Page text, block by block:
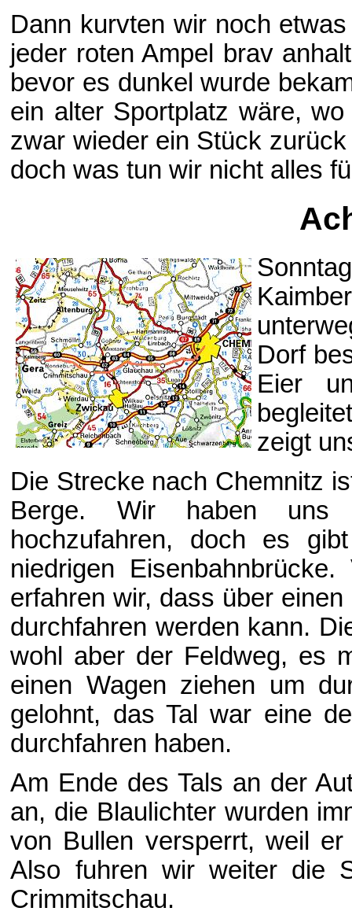
Dann kurvten wir noch
jeder roten Ampel brav
bevor es dunkel wurde
ein alter Sportplatz wäre,
zwar wieder ein Stück
doch was tun wir nicht alles
Dorf
Eier
zeigt
Die Strecke nach Chemnitz
Berge. Wir haben uns
hochzufahren, doch es
niedrigen
erfahren wir, dass über
durchfahren werden kann.
wohl aber der Feldweg, es
einen Wagen ziehen um
gelohnt, das Tal war eine
durchfahren haben.
Am Ende des Tals an der
an, die Blaulichter wurden
von Bullen versperrt, weil
Also fuhren wir weiter die
Crimmitschau.